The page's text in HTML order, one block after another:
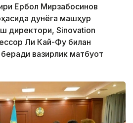
Ербол Мирзабосинов
дунёга машҳур
директори, Sinovation
Ли Кай-Фу билан
вазирлик матбуот